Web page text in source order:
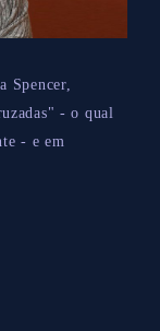
Spencer,
- o qual
- e em